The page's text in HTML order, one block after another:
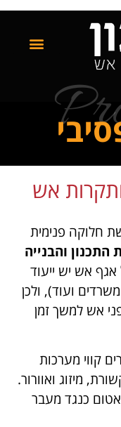
אש
חלוקה פנימית
התכנון והבנייה
אגף אש יש ייעוד
ועוד), ולכן
אש למשך זמן
קווי מערכות
מיזוג ואוורור.
כנגד מעבר